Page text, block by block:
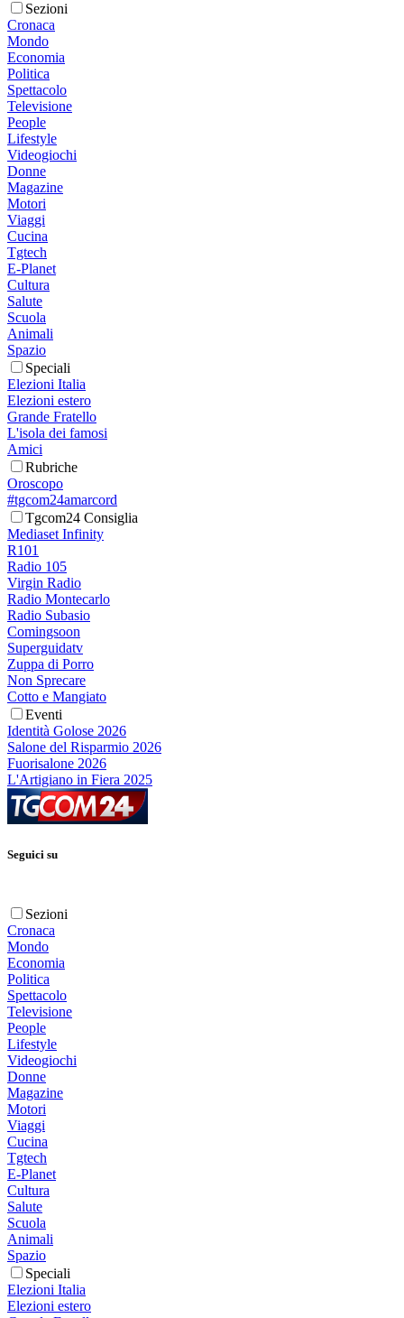
Sezioni
Cronaca
Mondo
Economia
Politica
Spettacolo
Televisione
People
Lifestyle
Videogiochi
Donne
Magazine
Motori
Viaggi
Cucina
Tgtech
E-Planet
Cultura
Salute
Scuola
Animali
Spazio
Speciali
Elezioni Italia
Elezioni estero
Grande Fratello
L'isola dei famosi
Amici
Rubriche
Oroscopo
#tgcom24amarcord
Tgcom24 Consiglia
Mediaset Infinity
R101
Radio 105
Virgin Radio
Radio Montecarlo
Radio Subasio
Comingsoon
Superguidatv
Zuppa di Porro
Non Sprecare
Cotto e Mangiato
Eventi
Identità Golose 2026
Salone del Risparmio 2026
Fuorisalone 2026
L'Artigiano in Fiera 2025
Seguici su
Sezioni
Cronaca
Mondo
Economia
Politica
Spettacolo
Televisione
People
Lifestyle
Videogiochi
Donne
Magazine
Motori
Viaggi
Cucina
Tgtech
E-Planet
Cultura
Salute
Scuola
Animali
Spazio
Speciali
Elezioni Italia
Elezioni estero